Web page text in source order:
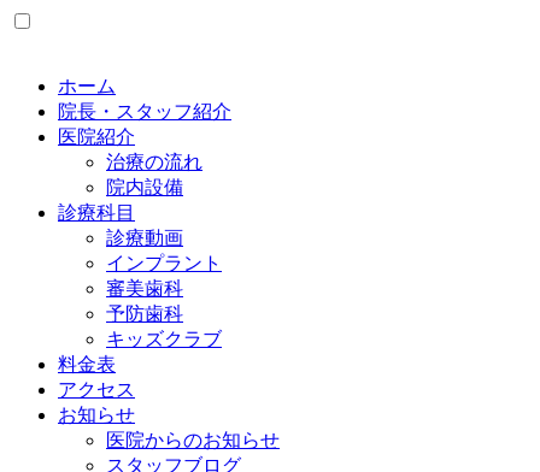
ホーム
院長・スタッフ紹介
医院紹介
治療の流れ
院内設備
診療科目
診療動画
インプラント
審美歯科
予防歯科
キッズクラブ
料金表
アクセス
お知らせ
医院からのお知らせ
スタッフブログ